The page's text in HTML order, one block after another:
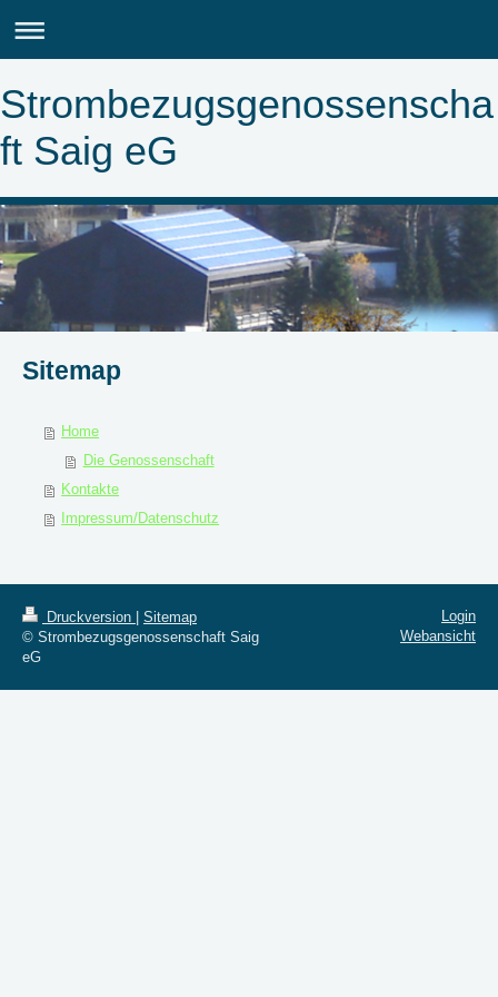
Strombezugsgenossenscha
ft Saig eG
Sitemap
Home
Die Genossenschaft
Kontakte
Impressum/Datenschutz
Druckversion
Sitemap
© Strombezugsgenossenschaft Saig
eG
Login
Webansicht